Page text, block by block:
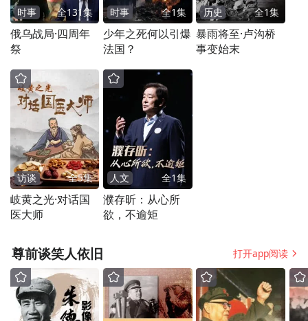
时事 全131集
俄乌战局·四周年
祭
时事 全1集
少年之死何以引爆
法国？
历史 全1集
暴雨将至·卢沟桥
事变始末
访谈 全5集
岐黄之光·对话国
医大师
人文 全1集
濮存昕：从心所
欲，不逾矩
尊前谈笑人依旧 打开app阅读